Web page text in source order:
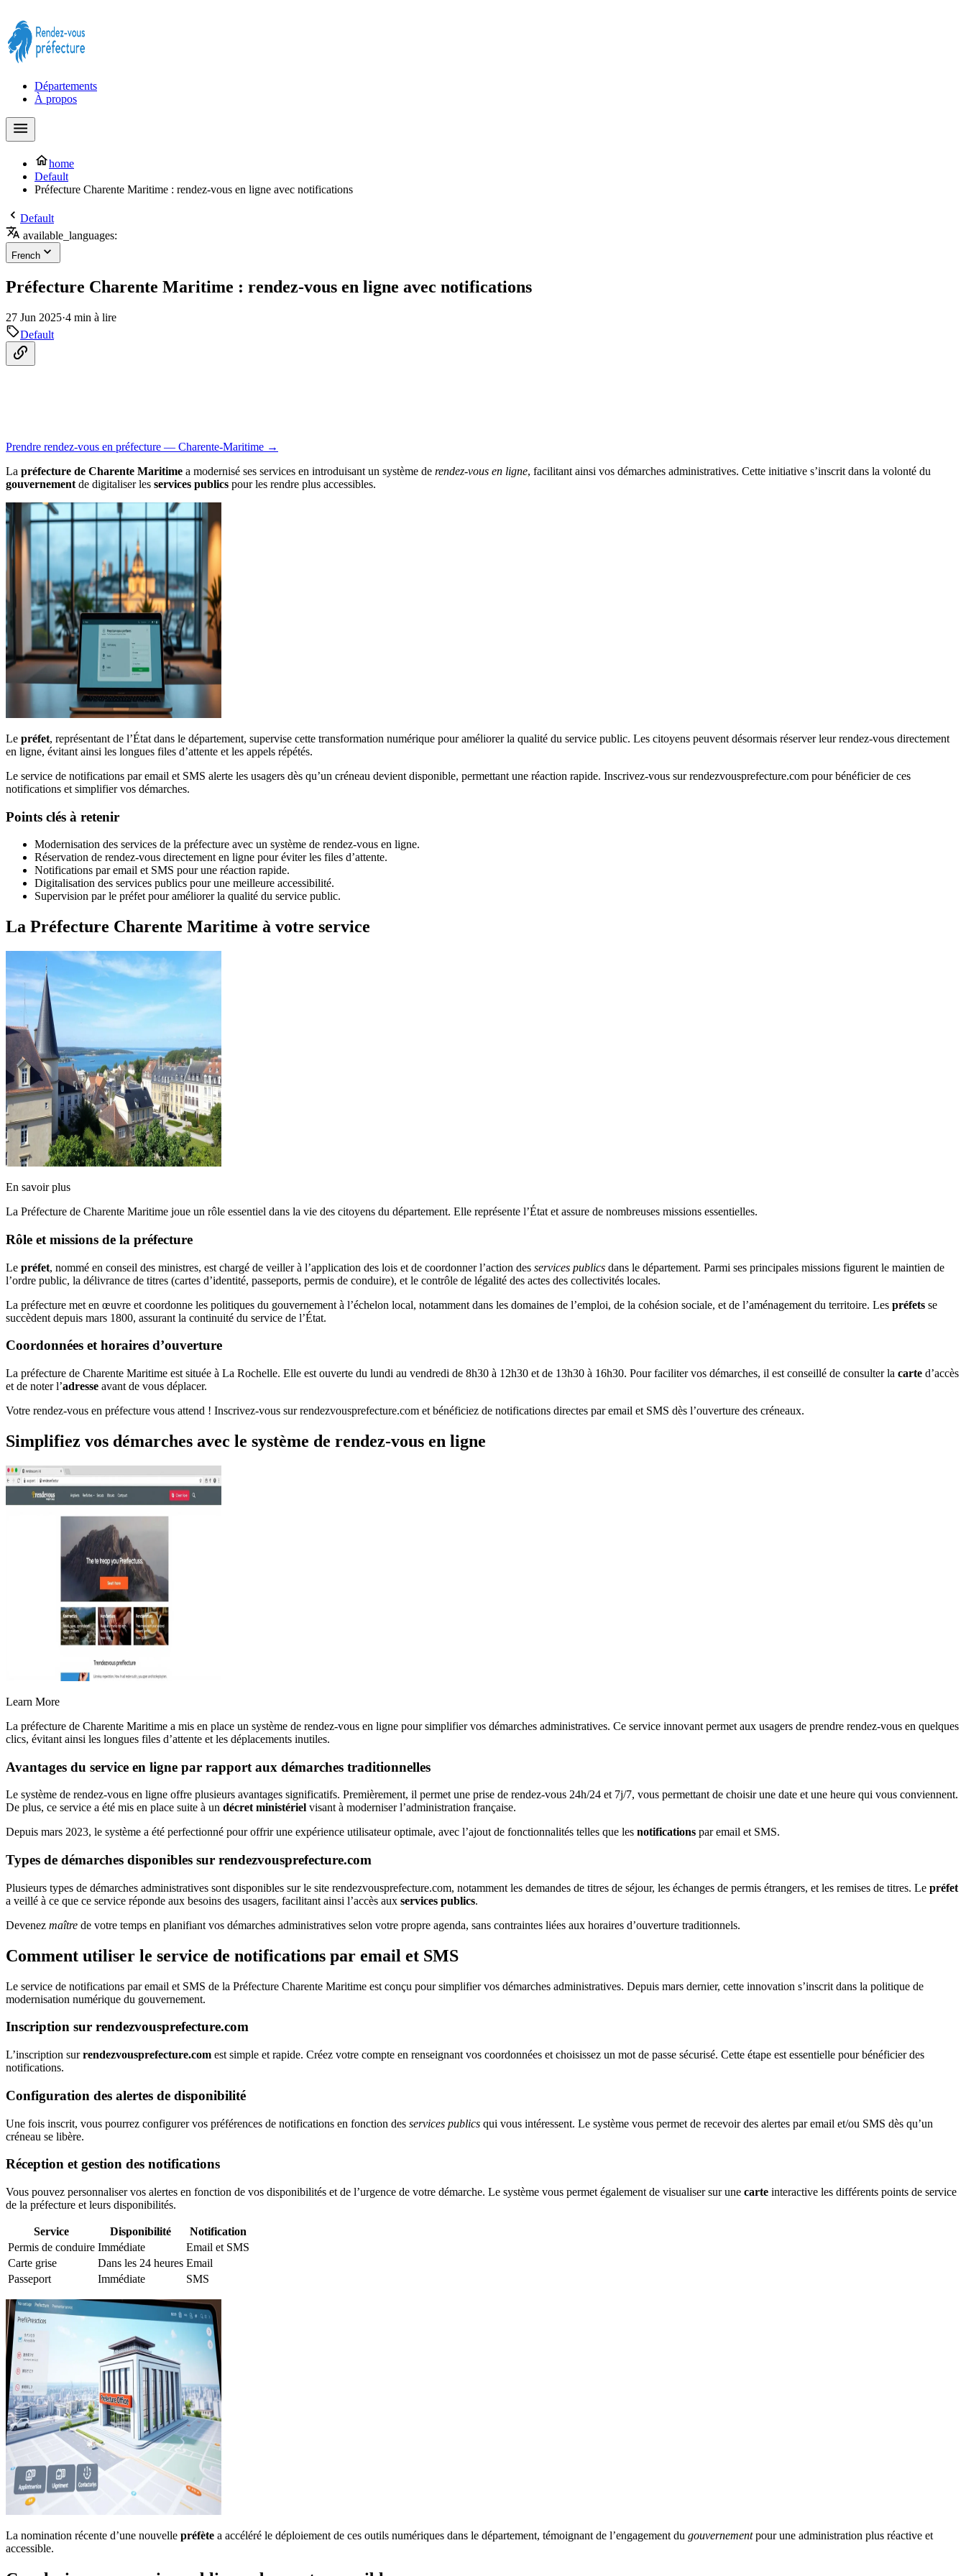
Départements
À propos
home
Default
Préfecture Charente Maritime : rendez-vous en ligne avec notifications
Default
available_languages:
French
Préfecture Charente Maritime : rendez-vous en ligne avec notifications
27 Jun 2025·4 min à lire
Default
Prendre rendez-vous en préfecture — Charente-Maritime →
La préfecture de Charente Maritime a modernisé ses services en introduisant un système de rendez-vous en ligne, facilitant ainsi vos démarches administratives. Cette initiative s’inscrit dans la volonté du
gouvernement de digitaliser les services publics pour les rendre plus accessibles.
Le préfet, représentant de l’État dans le département, supervise cette transformation numérique pour améliorer la qualité du service public. Les citoyens peuvent désormais réserver leur rendez-vous directement
en ligne, évitant ainsi les longues files d’attente et les appels répétés.
Le service de notifications par email et SMS alerte les usagers dès qu’un créneau devient disponible, permettant une réaction rapide. Inscrivez-vous sur rendezvousprefecture.com pour bénéficier de ces
notifications et simplifier vos démarches.
Points clés à retenir
Modernisation des services de la préfecture avec un système de rendez-vous en ligne.
Réservation de rendez-vous directement en ligne pour éviter les files d’attente.
Notifications par email et SMS pour une réaction rapide.
Digitalisation des services publics pour une meilleure accessibilité.
Supervision par le préfet pour améliorer la qualité du service public.
La Préfecture Charente Maritime à votre service
En savoir plus
La Préfecture de Charente Maritime joue un rôle essentiel dans la vie des citoyens du département. Elle représente l’État et assure de nombreuses missions essentielles.
Rôle et missions de la préfecture
Le préfet, nommé en conseil des ministres, est chargé de veiller à l’application des lois et de coordonner l’action des services publics dans le département. Parmi ses principales missions figurent le maintien de
l’ordre public, la délivrance de titres (cartes d’identité, passeports, permis de conduire), et le contrôle de légalité des actes des collectivités locales.
La préfecture met en œuvre et coordonne les politiques du gouvernement à l’échelon local, notamment dans les domaines de l’emploi, de la cohésion sociale, et de l’aménagement du territoire. Les préfets se
succèdent depuis mars 1800, assurant la continuité du service de l’État.
Coordonnées et horaires d’ouverture
La préfecture de Charente Maritime est située à La Rochelle. Elle est ouverte du lundi au vendredi de 8h30 à 12h30 et de 13h30 à 16h30. Pour faciliter vos démarches, il est conseillé de consulter la carte d’accès
et de noter l’adresse avant de vous déplacer.
Votre rendez-vous en préfecture vous attend ! Inscrivez-vous sur rendezvousprefecture.com et bénéficiez de notifications directes par email et SMS dès l’ouverture des créneaux.
Simplifiez vos démarches avec le système de rendez-vous en ligne
Learn More
La préfecture de Charente Maritime a mis en place un système de rendez-vous en ligne pour simplifier vos démarches administratives. Ce service innovant permet aux usagers de prendre rendez-vous en quelques
clics, évitant ainsi les longues files d’attente et les déplacements inutiles.
Avantages du service en ligne par rapport aux démarches traditionnelles
Le système de rendez-vous en ligne offre plusieurs avantages significatifs. Premièrement, il permet une prise de rendez-vous 24h/24 et 7j/7, vous permettant de choisir une date et une heure qui vous conviennent.
De plus, ce service a été mis en place suite à un décret ministériel visant à moderniser l’administration française.
Depuis mars 2023, le système a été perfectionné pour offrir une expérience utilisateur optimale, avec l’ajout de fonctionnalités telles que les notifications par email et SMS.
Types de démarches disponibles sur rendezvousprefecture.com
Plusieurs types de démarches administratives sont disponibles sur le site rendezvousprefecture.com, notamment les demandes de titres de séjour, les échanges de permis étrangers, et les remises de titres. Le préfet
a veillé à ce que ce service réponde aux besoins des usagers, facilitant ainsi l’accès aux services publics.
Devenez maître de votre temps en planifiant vos démarches administratives selon votre propre agenda, sans contraintes liées aux horaires d’ouverture traditionnels.
Comment utiliser le service de notifications par email et SMS
Le service de notifications par email et SMS de la Préfecture Charente Maritime est conçu pour simplifier vos démarches administratives. Depuis mars dernier, cette innovation s’inscrit dans la politique de
modernisation numérique du gouvernement.
Inscription sur rendezvousprefecture.com
L’inscription surrendezvousprefecture.com est simple et rapide. Créez votre compte en renseignant vos coordonnées et choisissez un mot de passe sécurisé. Cette étape est essentielle pour bénéficier des
notifications.
Configuration des alertes de disponibilité
Une fois inscrit, vous pourrez configurer vos préférences de notifications en fonction des services publics qui vous intéressent. Le système vous permet de recevoir des alertes par email et/ou SMS dès qu’un
créneau se libère.
Réception et gestion des notifications
Vous pouvez personnaliser vos alertes en fonction de vos disponibilités et de l’urgence de votre démarche. Le système vous permet également de visualiser sur une carte interactive les différents points de service
de la préfecture et leurs disponibilités.
Service Disponibilité
Notification
Permis de conduire Immédiate
Email et SMS
Carte grise
Dans les 24 heures Email
Passeport
Immédiate SMS
La nomination récente d’une nouvelle préfète a accéléré le déploiement de ces outils numériques dans le département, témoignant de l’engagement du gouvernementpour une administration plus réactive et
accessible.